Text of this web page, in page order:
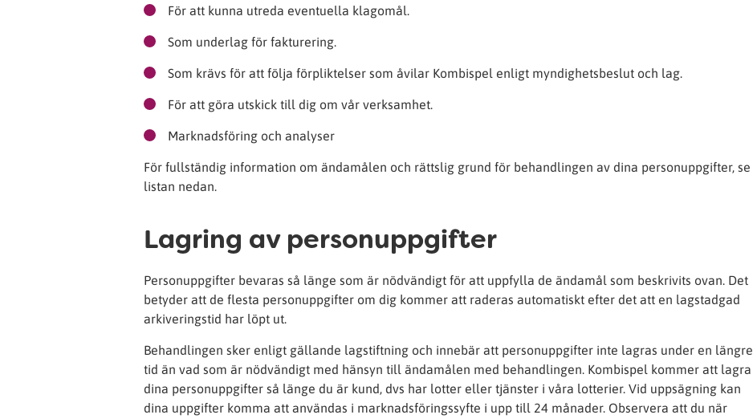
För att kunna utreda eventuella klagomål.
Som underlag för fakturering.
Som krävs för att följa förpliktelser som åvilar Kombispel enligt myndighetsbeslut och lag.
För att göra utskick till dig om vår verksamhet.
Marknadsföring och analyser
För fullständig information om ändamålen och rättslig grund för behandlingen av dina personuppgifter, se
listan nedan.
Lagring av personuppgifter
Personuppgifter bevaras så länge som är nödvändigt för att uppfylla de ändamål som beskrivits ovan. Det
betyder att de flesta personuppgifter om dig kommer att raderas automatiskt efter det att en lagstadgad
arkiveringstid har löpt ut.
Behandlingen sker enligt gällande lagstiftning och innebär att personuppgifter inte lagras under en längre
tid än vad som är nödvändigt med hänsyn till ändamålen med behandlingen. Kombispel kommer att lagra
dina personuppgifter så länge du är kund, dvs har lotter eller tjänster i våra lotterier. Vid uppsägning kan
dina uppgifter komma att användas i marknadsföringssyfte i upp till 24 månader. Observera att du när